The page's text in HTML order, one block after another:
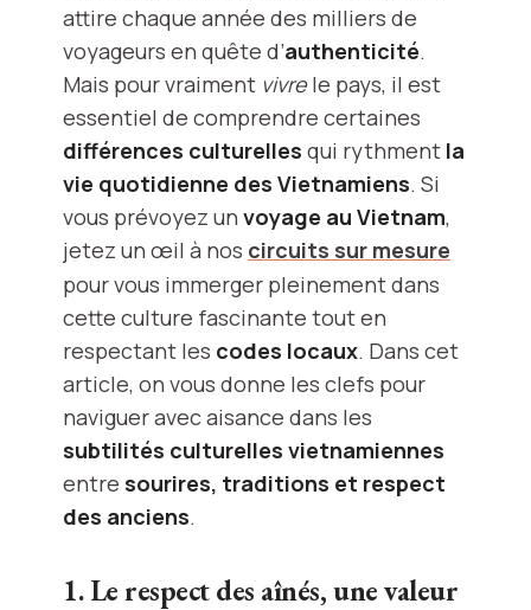
attire chaque année des milliers de
voyageurs en quête d’authenticité.
Mais pour vraiment vivrele pays, il est
essentiel de comprendre certaines
différences culturelles qui rythment la
vie quotidienne des Vietnamiens. Si
vous prévoyez un voyage au Vietnam,
jetez un œil à nos circuits sur mesure
pour vous immerger pleinement dans
cette culture fascinante tout en
respectant les codes locaux. Dans cet
article, on vous donne les clefs pour
naviguer avec aisance dans les
subtilités culturelles vietnamiennes
entre sourires, traditions et respect
des anciens.
1. Le respect des aînés, une valeur